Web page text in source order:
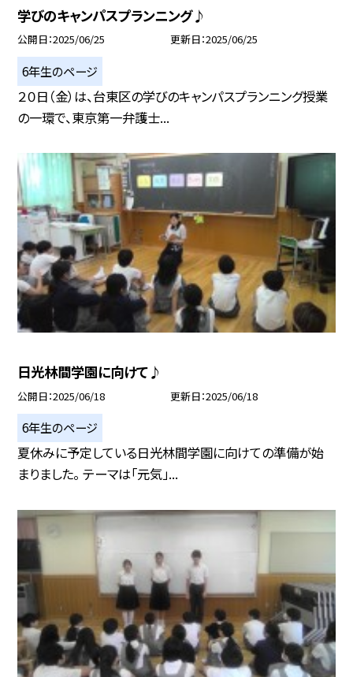
学びのキャンパスプランニング♪
公開日 2025/06/25 更新日 2025/06/25
6年生のページ
２０日（金）は、台東区の学びのキャンパスプランニング授業
の一環で、東京第一弁護士...
日光林間学園に向けて♪
公開日 2025/06/18 更新日 2025/06/18
6年生のページ
夏休みに予定している日光林間学園に向けての準備が始
まりました。 テーマは「元気」...